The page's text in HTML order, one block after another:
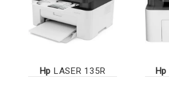
Hp LASER 135R Hp